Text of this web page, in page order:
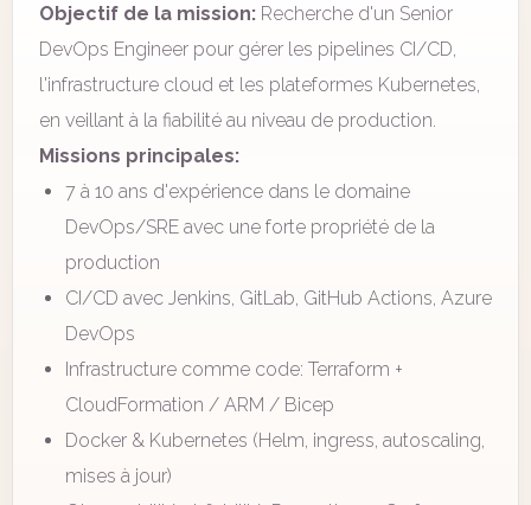
Objectif de la mission: Recherche d'un Senior
DevOps Engineer pour gérer les pipelines CI/CD,
l'infrastructure cloud et les plateformes Kubernetes,
en veillant à la fiabilité au niveau de production.
Missions principales:
7 à 10 ans d'expérience dans le domaine
DevOps/SRE avec une forte propriété de la
production
CI/CD avec Jenkins, GitLab, GitHub Actions, Azure
DevOps
Infrastructure comme code: Terraform +
CloudFormation / ARM / Bicep
Docker & Kubernetes (Helm, ingress, autoscaling,
mises à jour)